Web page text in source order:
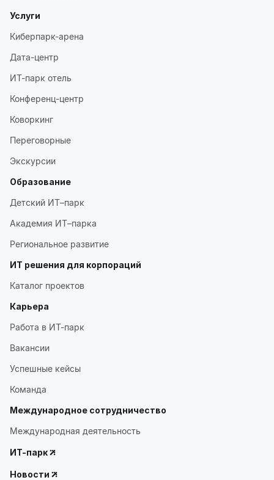
Услуги
Киберпарк-арена
Дата-центр
ИТ-парк отель
Конференц-центр
Коворкинг
Переговорные
Экскурсии
Образование
Детский ИТ–парк
Академия ИТ–парка
Региональное развитие
ИТ решения для корпораций
Каталог проектов
Карьера
Работа в ИТ-парк
Вакансии
Успешные кейсы
Команда
Международное сотрудничество
Международная деятельность
ИТ-парк
Новости